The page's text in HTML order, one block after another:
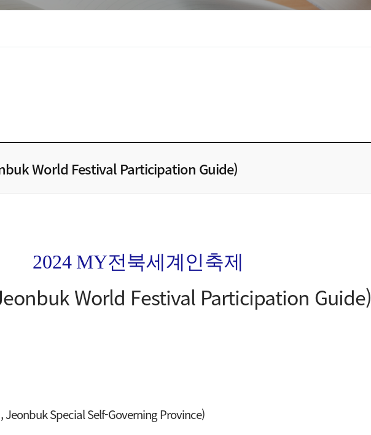
World Festival Participation Guide)
2024 MY전북세계인축제
World Festival Participation Guide)
Special Self-Governing Province)